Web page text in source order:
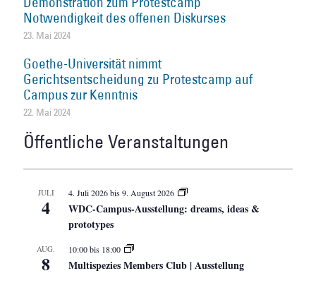
Notwendigkeit des offenen Diskurses
23. Mai 2024
Goethe-Universität nimmt
Gerichtsentscheidung zu Protestcamp auf
Campus zur Kenntnis
22. Mai 2024
Öffentliche Veranstaltungen
JULI
4
4. Juli 2026bis9. August 2026
WDC-Campus-Ausstellung: dreams, ideas &
prototypes
AUG.
8
10:00bis 18:00
Multispezies Members Club | Ausstellung